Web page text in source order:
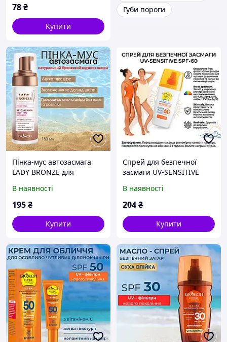
78₴
Купити
Губи пороги
Пінка-мус автозасмага
LADY BRONZE для
Природний засіб для
швидкої засмаги
засмаги 150мл
В наявності
195₴
Купити
Cпрей для безпечної
засмаги UV-SENSITIVE
В наявності
204₴
Купити